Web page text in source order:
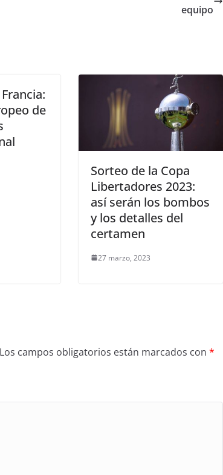
equipo
de
Sorteo de la Copa
Libertadores 2023:
así serán los bombos
y los detalles del
certamen
27 marzo, 2023
Los campos obligatorios están marcados con *